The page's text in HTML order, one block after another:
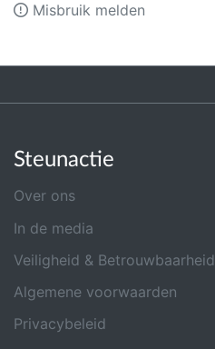
Misbruik melden
Steunactie
Over ons
In de media
Veiligheid & Betrouwbaarheid
Algemene voorwaarden
Privacybeleid